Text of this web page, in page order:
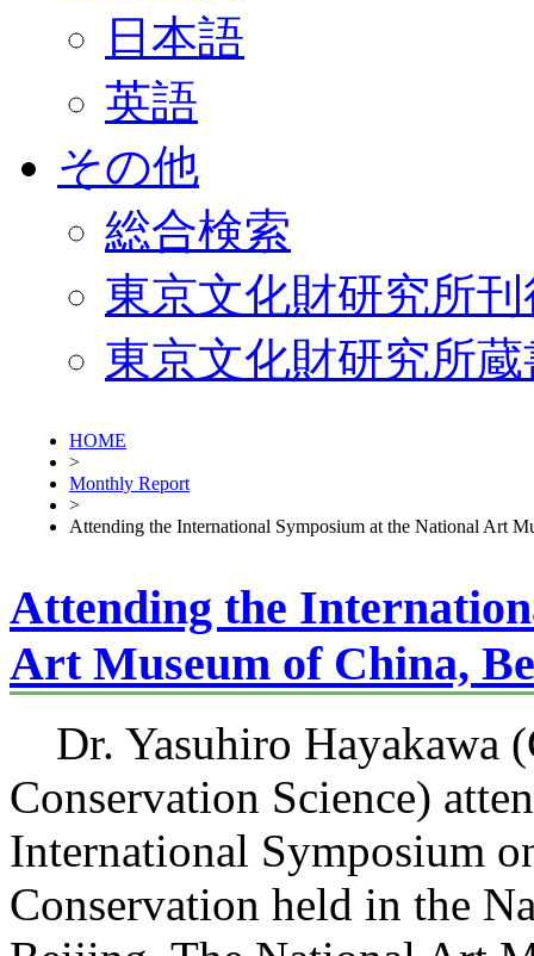
日本語
英語
その他
総合検索
東京文化財研究所
東京文化財研究所
HOME
>
Monthly Report
>
Attending the International Symposium at the National Art
Attending the
Art Museum of China,
Dr. Yasuhiro Hayakawa
Conservation Science)
International Symposium
Conservation held in the